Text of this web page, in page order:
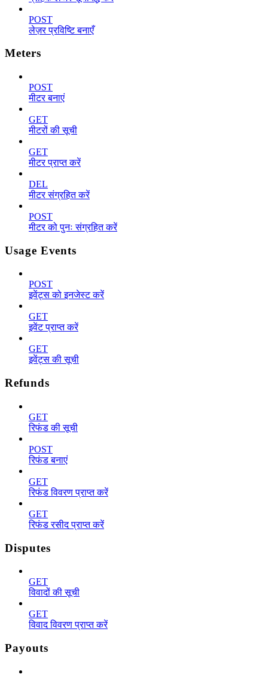
POST
लेज़र प्रविष्टि बनाएँ
Meters
POST
मीटर बनाएं
GET
मीटरों की सूची
GET
मीटर प्राप्त करें
DEL
मीटर संग्रहित करें
POST
मीटर को पुनः संग्रहित करें
Usage Events
POST
इवेंट्स को इनजेस्ट करें
GET
इवेंट प्राप्त करें
GET
इवेंट्स की सूची
Refunds
GET
रिफंड की सूची
POST
रिफंड बनाएं
GET
रिफंड विवरण प्राप्त करें
GET
रिफंड रसीद प्राप्त करें
Disputes
GET
विवादों की सूची
GET
विवाद विवरण प्राप्त करें
Payouts